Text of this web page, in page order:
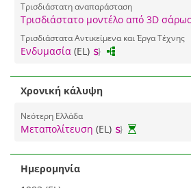
Τρισδιάστατη αναπαράσταση
Τρισδιάστατο μοντέλο από 3D
Τρισδιάστατα Αντικείμενα και Έργα Τέχνης
Ενδυμασία (EL)
Χρονική κάλυψη
Νεότερη Ελλάδα
Μεταπολίτευση (EL)
Ημερομηνία